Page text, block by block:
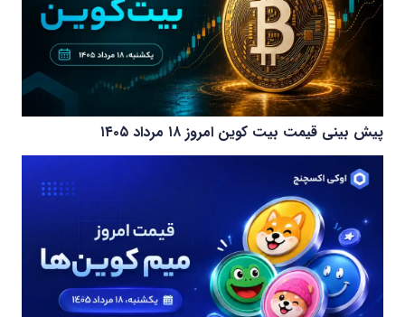
پیش بینی قیمت بیت کوین امروز ۱۸ مرداد ۱۴۰۵